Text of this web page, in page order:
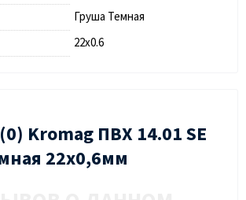
Груша Темная
22х0.6
Kromag ПВХ 14.01 SЕ
22х0,6мм